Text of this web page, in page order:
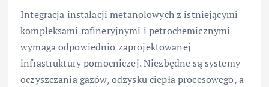
Integracja instalacji metanolowych z istniejącymi
kompleksami rafineryjnymi i petrochemicznymi
wymaga odpowiednio zaprojektowanej
infrastruktury pomocniczej. Niezbędne są systemy
oczyszczania gazów, odzysku ciepła procesowego, a